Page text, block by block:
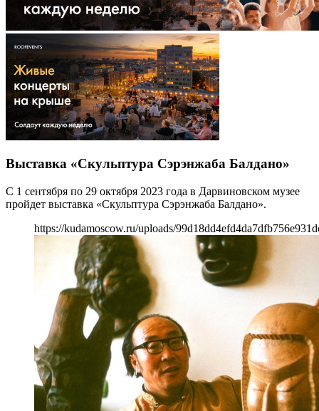
Выставка «Скульптура Сэрэнжаба Балдано»
С 1 сентября по 29 октября 2023 года в Дарвиновском музее
пройдет выставка «Скульптура Сэрэнжаба Балдано».
https://kudamoscow.ru/uploads/